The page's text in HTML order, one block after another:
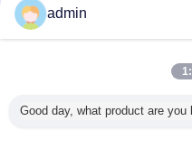
MeerRigide Flex-PCB
admin
Good day, what product are you